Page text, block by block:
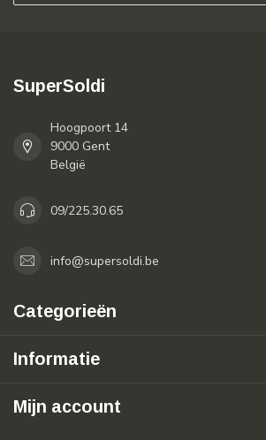
SuperSoldi
Hoogpoort 14
9000 Gent
België
09/225.30.65
info@supersoldi.be
Categorieën
Informatie
Mijn account